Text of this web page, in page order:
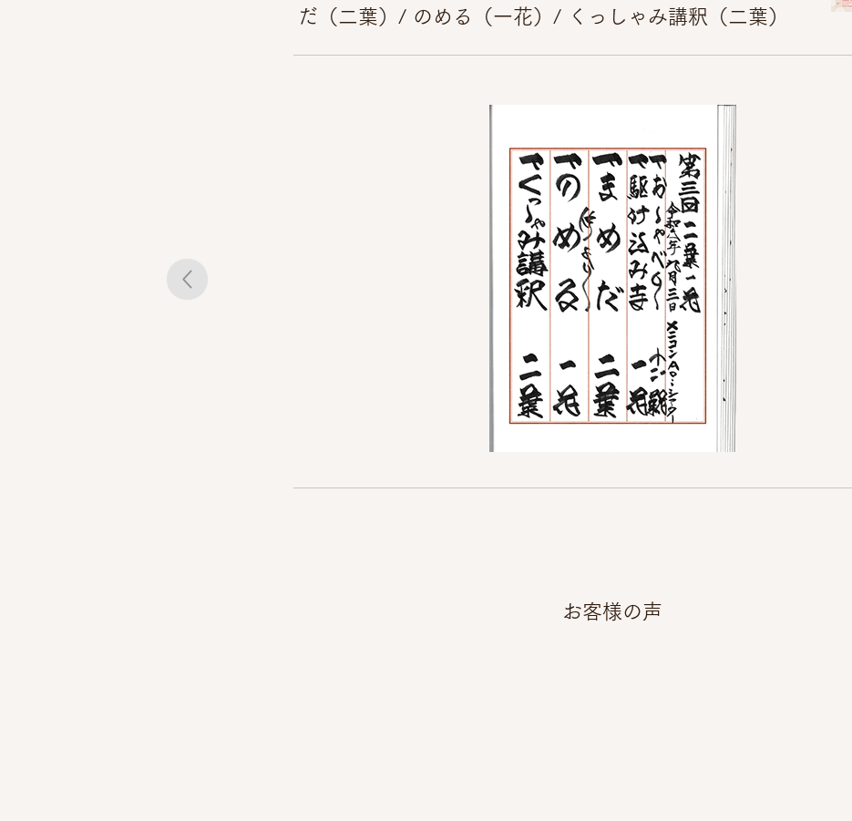
だ（二葉）/ のめる（一花）/ くっしゃみ講釈（二葉）
お客様の声